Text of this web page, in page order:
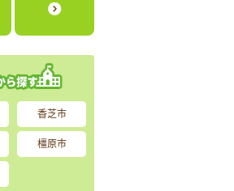
香芝市
橿原市